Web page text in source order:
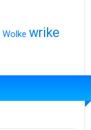
Wolke wrike